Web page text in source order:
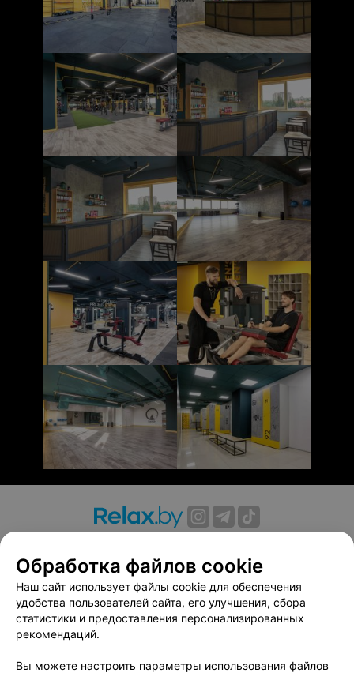
Вакансии
Публичный договор
Способы оплаты
Публичный договор по использованию сервиса
«Афиша»
Пользовательское соглашение
Связаться по вопросам сотрудничества
Обработка файлов cookie
Наш сайт использует файлы cookie для обеспечения
удобства пользователей сайта, его улучшения, сбора
статистики и предоставления персонализированных
рекомендаций.
Вы можете настроить параметры использования файлов